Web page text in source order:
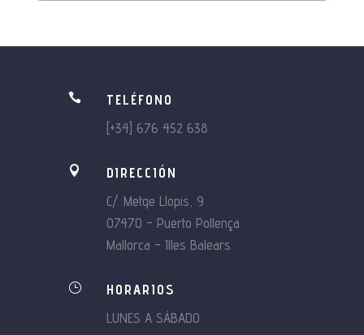

TELÉFONO
[+34] 676 452 638

DIRECCIÓN
C/. Metge Llopis, 9
07470 – Puerto Pollença
Mallorca – Illes Balears
}
HORARIOS
LUNES A SÁBADO